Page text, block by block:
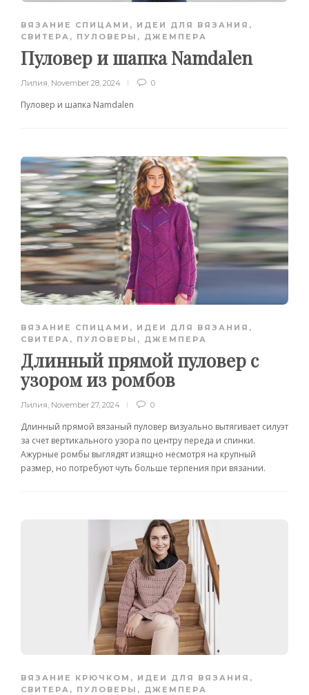
ВЯЗАНИЕ СПИЦАМИ , ИДЕИ ДЛЯ ВЯЗАНИЯ ,
СВИТЕРА, ПУЛОВЕРЫ, ДЖЕМПЕРА
Пуловер и шапка Namdalen
Лилия, November 28, 2024 0
Пуловер и шапка Namdalen
ВЯЗАНИЕ СПИЦАМИ , ИДЕИ ДЛЯ ВЯЗАНИЯ ,
СВИТЕРА, ПУЛОВЕРЫ, ДЖЕМПЕРА
Длинный прямой пуловер с
узором из ромбов
Лилия, November 27, 2024 0
Длинный прямой вязаный пуловер визуально вытягивает силуэт
за счет вертикального узора по центру переда и спинки.
Ажурные ромбы выглядят изящно несмотря на крупный
размер, но потребуют чуть больше терпения при вязании.
ВЯЗАНИЕ КРЮЧКОМ , ИДЕИ ДЛЯ ВЯЗАНИЯ ,
СВИТЕРА, ПУЛОВЕРЫ, ДЖЕМПЕРА